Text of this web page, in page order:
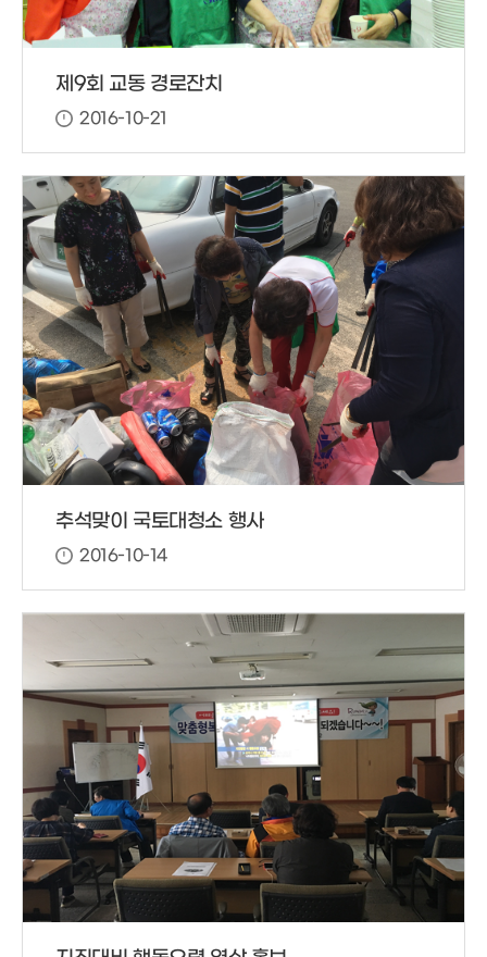
제9회 교동 경로잔치
2016-10-21
추석맞이 국토대청소 행사
2016-10-14